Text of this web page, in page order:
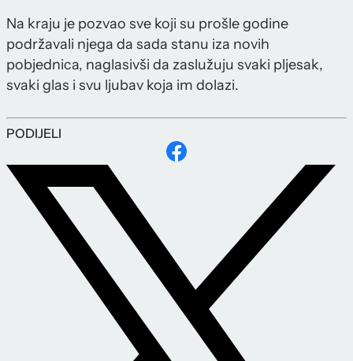
Na kraju je pozvao sve koji su prošle godine
podržavali njega da sada stanu iza novih
pobjednica, naglasivši da zaslužuju svaki pljesak,
svaki glas i svu ljubav koja im dolazi.
PODIJELI